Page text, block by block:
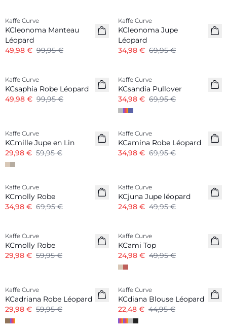
Kaffe Curve
KCleonoma Manteau
Léopard
49,98 € 99,95 €
Kaffe Curve
KCleonoma Jupe
Léopard
34,98 € 69,95 €
Kaffe Curve
KCsaphia Robe Léopard
49,98 € 99,95 €
Kaffe Curve
KCsandia Pullover
34,98 € 69,95 €
Mélange Lin
Kaffe Curve
KCmille Jupe en Lin
29,98 € 59,95 €
-50%
Kaffe Curve
KCamina Robe Léopard
34,98 € 69,95 €
-50%
Kaffe Curve
KCmolly Robe
34,98 € 69,95 €
Kaffe Curve
KCjuna Jupe léopard
24,98 € 49,95 €
Kaffe Curve
KCmolly Robe
29,98 € 59,95 €
Kaffe Curve
KCami Top
24,98 € 49,95 €
Kaffe Curve
KCadriana Robe Léopard
29,98 € 59,95 €
-50%
Kaffe Curve
KCdiana Blouse Léopard
22,48 € 44,95 €
-50% -50%